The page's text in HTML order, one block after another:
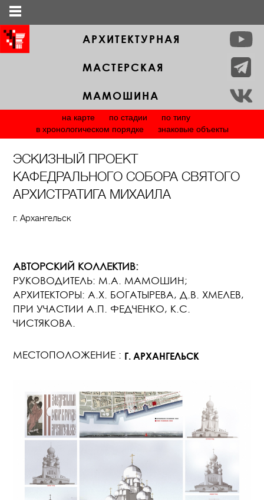
АРХИТЕКТУРНАЯ
МАСТЕРСКАЯ
МАМОШИНА
на карте по стадии
по типу
в хронологическом порядке
знаковые объекты
ЭСКИЗНЫЙ ПРОЕКТ
КАФЕДРАЛЬНОГО СОБОРА СВЯТОГО
АРХИСТРАТИГА МИХАИЛА
г. Архангельск
АВТОРСКИЙ КОЛЛЕКТИВ:
РУКОВОДИТЕЛЬ: М.А. МАМОШИН;
АРХИТЕКТОРЫ: А.Х. БОГАТЫРЕВА, Д.В. ХМЕЛЕВ,
ПРИ УЧАСТИИ А.П. ФЕДЧЕНКО, К.С.
ЧИСТЯКОВА.
МЕСТОПОЛОЖЕНИЕ : Г. АРХАНГЕЛЬСК